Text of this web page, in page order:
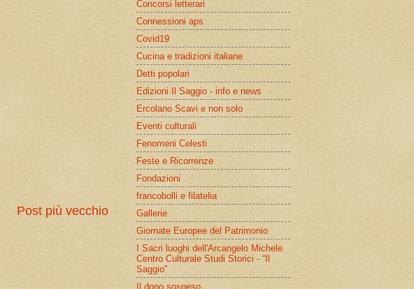
Post più vecchio
Concorsi letterari
Connessioni aps
Covid19
Cucina e tradizioni italiane
Detti popolari
Edizioni Il Saggio - info e news
Ercolano Scavi e non solo
Eventi culturali
Fenomeni Celesti
Feste e Ricorrenze
Fondazioni
francobolli e filatelia
Gallerie
Giornate Europee del Patrimonio
I Sacri luoghi dell'Arcangelo Michele
Centro Culturale Studi Storici - “Il
Saggio”
Il dono sospeso